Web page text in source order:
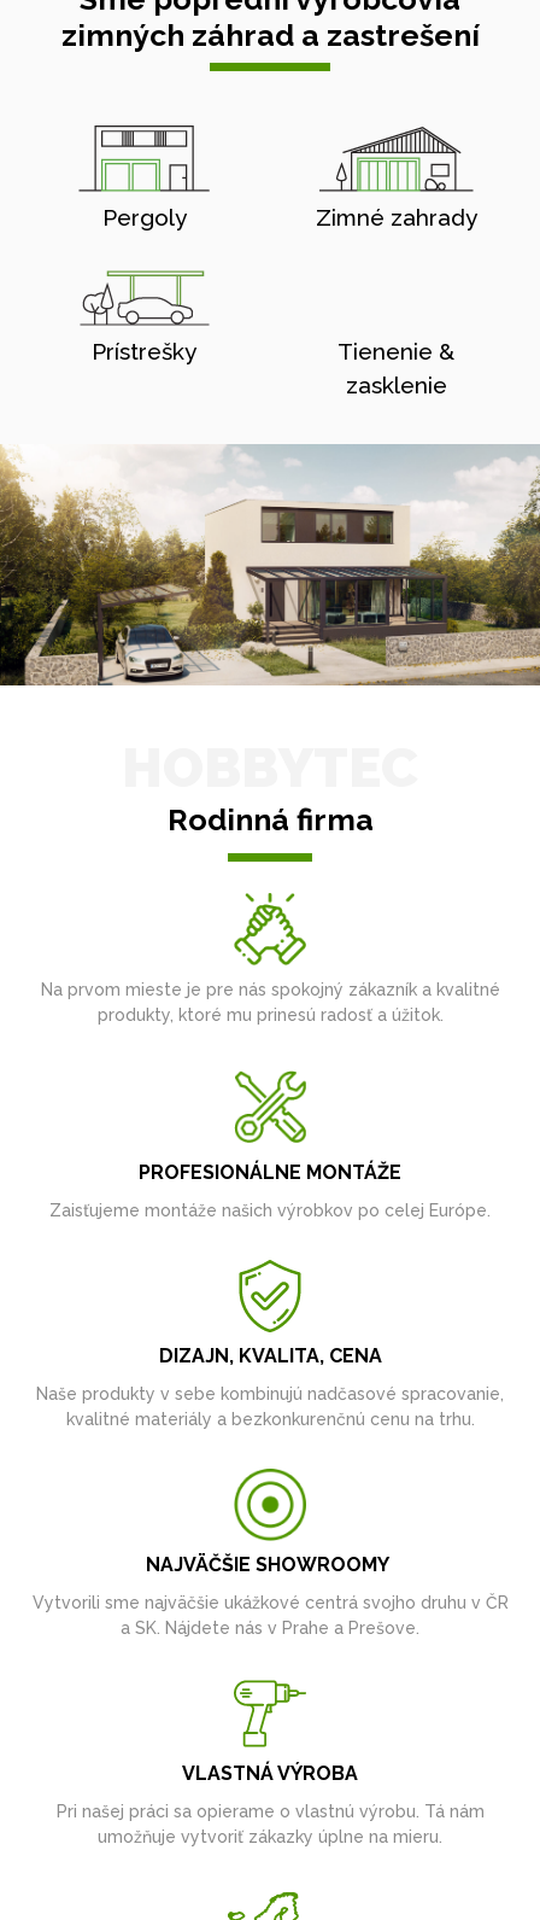
zimných záhrad a zastrešení
Pergoly Zimné zahrady
Prístrešky
Tienenie &
zasklenie
Rodinná firma
Na prvom mieste je pre nás spokojný zákazník a kvalitné
produkty, ktoré mu prinesú radosť a úžitok.
PROFESIONÁLNE MONTÁŽE
Zaisťujeme montáže našich výrobkov po celej Európe.
DIZAJN, KVALITA, CENA
Naše produkty v sebe kombinujú nadčasové spracovanie,
kvalitné materiály a bezkonkurenčnú cenu na trhu.
NAJVÄČŠIE SHOWROOMY
Vytvorili sme najväčšie ukážkové centrá svojho druhu v ČR
a SK. Nájdete nás v Prahe a Prešove.
VLASTNÁ VÝROBA
Pri našej práci sa opierame o vlastnú výrobu. Tá nám
umožňuje vytvoriť zákazky úplne na mieru.